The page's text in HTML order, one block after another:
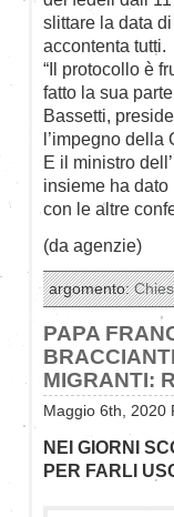
slittare la data
accontenta tutti.
“Il protocollo è
fatto la sua
Bassetti,
l’impegno della
E il ministro
insieme ha
con le altre
(da agenzie)
argomento:
PAPA
MIGRANTI:
Maggio 6th, 2020
NEI GIORNI
PER FARLI